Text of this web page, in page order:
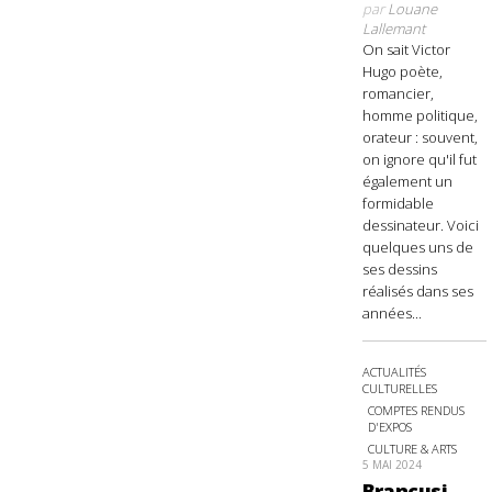
parLouane
Lallemant
On sait Victor
Hugo poète,
romancier,
homme politique,
orateur : souvent,
on ignore qu'il fut
également un
formidable
dessinateur. Voici
quelques uns de
ses dessins
réalisés dans ses
années...
ACTUALITÉS
CULTURELLES
COMPTES RENDUS
D'EXPOS
CULTURE & ARTS
5 MAI 2024